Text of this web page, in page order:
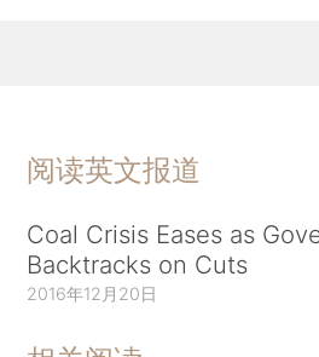
阅读英文报道
Coal Crisis Eases as
Backtracks on Cuts
2016年12月20日